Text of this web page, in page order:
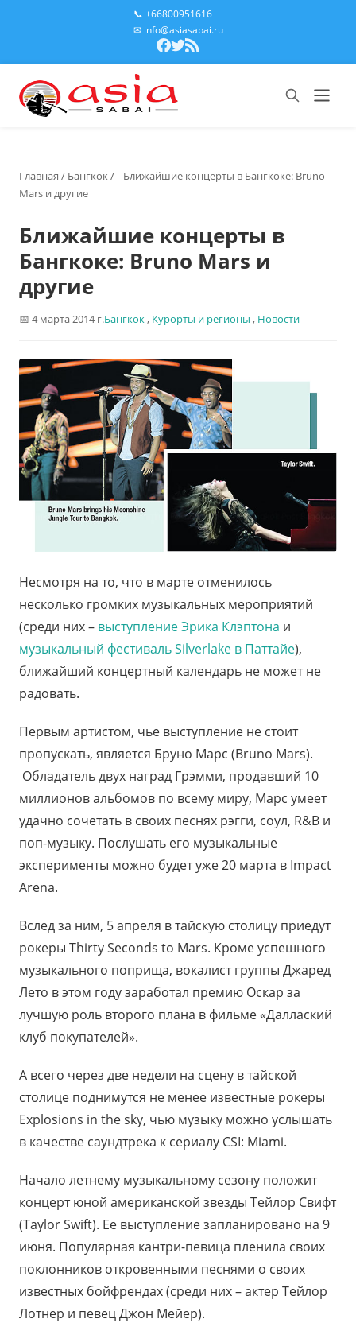
📞 +66800951616
✉ info@asiasabai.ru
Главная / Бангкок/
Ближайшие концерты в Бангкоке: Bruno
Mars и другие
Ближайшие концерты в
Бангкоке: Bruno Mars и
другие
4 марта 2014 г.Бангкок, Курорты и регионы , Новости
Несмотря на то, что в марте отменилось
несколько громких музыкальных мероприятий
(среди них – выступление Эрика Клэптона и
музыкальный фестиваль Silverlake в Паттайе),
ближайший концертный календарь не может не
радовать.
Первым артистом, чье выступление не стоит
пропускать, является Бруно Марс (Bruno Mars).
Обладатель двух наград Грэмми, продавший 10
миллионов альбомов по всему миру, Марс умеет
удачно сочетать в своих песнях рэгги, соул, R&B и
поп-музыку. Послушать его музыкальные
эксперименты можно будет уже 20 марта в Impact
Arena.
Вслед за ним, 5 апреля в тайскую столицу приедут
рокеры Thirty Seconds to Mars. Кроме успешного
музыкального поприща, вокалист группы Джаред
Лето в этом году заработал премию Оскар за
лучшую роль второго плана в фильме «Даллаский
клуб покупателей».
А всего через две недели на сцену в тайской
столице поднимутся не менее известные рокеры
Explosions in the sky, чью музыку можно услышать
в качестве саундтрека к сериалу CSI: Miami.
Начало летнему музыкальному сезону положит
концерт юной американской звезды Тейлор Свифт
(Taylor Swift). Ее выступление запланировано на 9
июня. Популярная кантри-певица пленила своих
поклонников откровенными песнями о своих
известных бойфрендах (среди них – актер Тейлор
Лотнер и певец Джон Мейер).